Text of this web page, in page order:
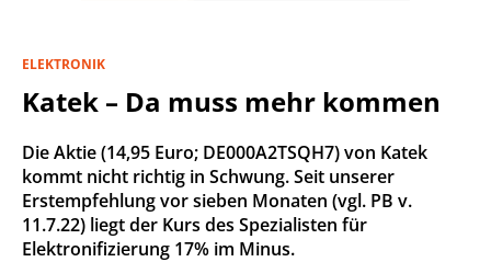
ELEKTRONIK
Katek – Da muss mehr kommen
Die Aktie (14,95 Euro; DE000A2TSQH7) von Katek
kommt nicht richtig in Schwung. Seit unserer
Erstempfehlung vor sieben Monaten (vgl. PB v.
11.7.22) liegt der Kurs des Spezialisten für
Elektronifizierung 17% im Minus.